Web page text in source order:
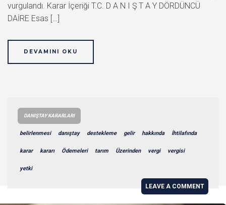
vurgulandı. Karar İçeriği T.C. D A N I Ş T A Y DÖRDÜNCÜ
DAİRE Esas […]
DEVAMINI OKU
DANIŞTAY KARARLARI
belirlenmesi danıştay destekleme gelir hakkında İhtilafında
karar kararı Ödemeleri tarım Üzerinden vergi vergisi
yetki
LEAVE A COMMENT